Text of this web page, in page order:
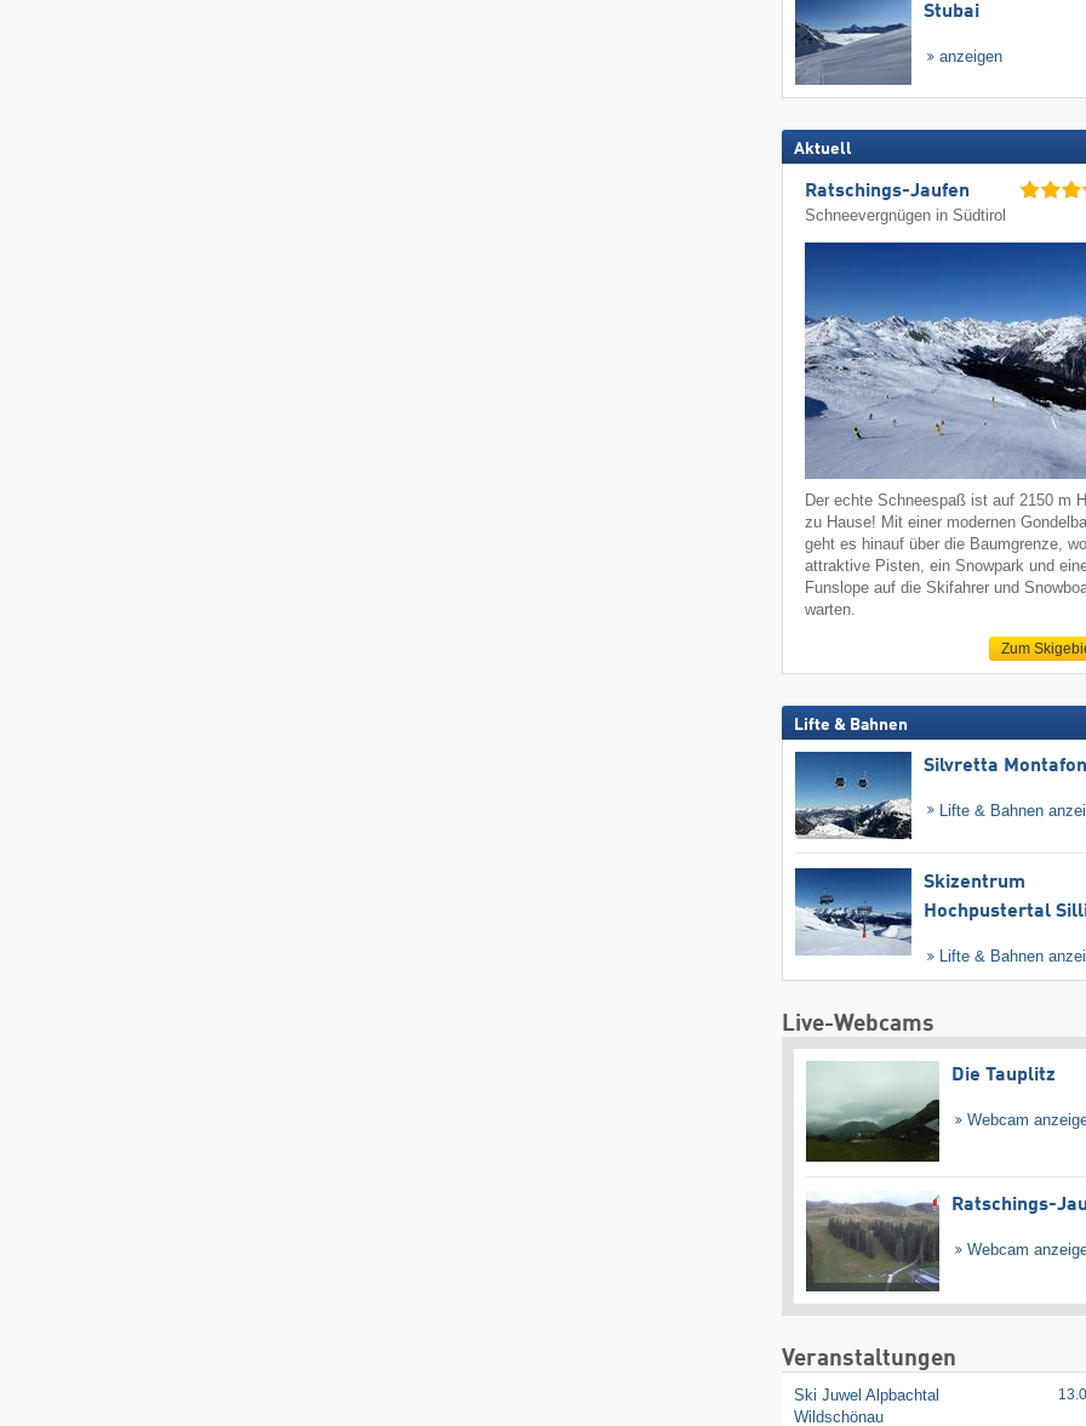
Stubai
anzeigen
Aktuell
Ratschings-Jaufen
Schneevergnügen in Südtirol
Der echte Schneespaß ist auf 2150 m
zu Hause! Mit einer modernen
geht es hinauf über die Baumgrenze, wo
attraktive Pisten, ein Snowpark und
Funslope auf die Skifahrer und
warten.
Zum
Lifte & Bahnen
Silvretta Montafon
Lifte & Bahnen
Skizentrum
Hochpustertal
Lifte & Bahnen
Live-Webcams
Die Tauplitz
Webcam
Ratschings-
Webcam
Veranstaltungen
Ski Juwel Alpbachtal
Wildschönau